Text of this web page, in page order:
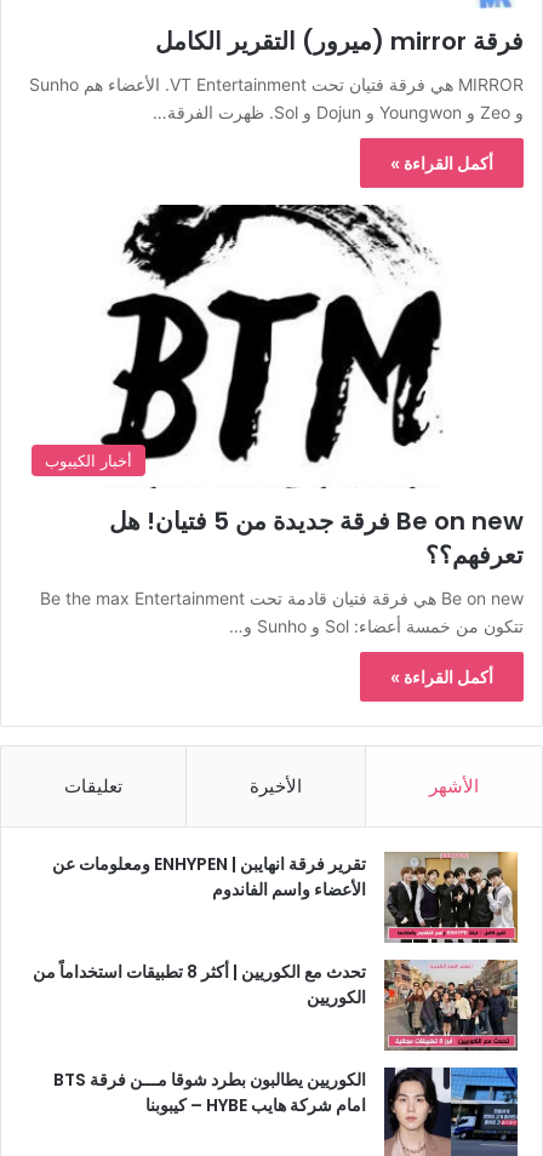
فرقة mirror (ميرور) التقرير الكامل
MIRROR هي فرقة فتيان تحت VT Entertainment. الأعضاء هم Sunho
و Zeo و Youngwon و Dojun و Sol. ظهرت الفرقة…
أكمل القراءة »
أخبار الكيبوب
Be on new فرقة جديدة من 5 فتيان! هل
تعرفهم؟؟
Be on new هي فرقة فتيان قادمة تحت Be the max Entertainment
تتكون من خمسة أعضاء: Sol و Sunho و…
أكمل القراءة »
الأشهر الأخيرة تعليقات
تقرير فرقة انهايبن | ENHYPEN ومعلومات عن
الأعضاء واسم الفاندوم
تحدث مع الكوريين | أكثر 8 تطبيقات استخداماً من
الكوريين
الكوريين يطالبون بطرد شوقا مـــن فرقة BTS
امام شركة هايب HYBE – كيبوبنا